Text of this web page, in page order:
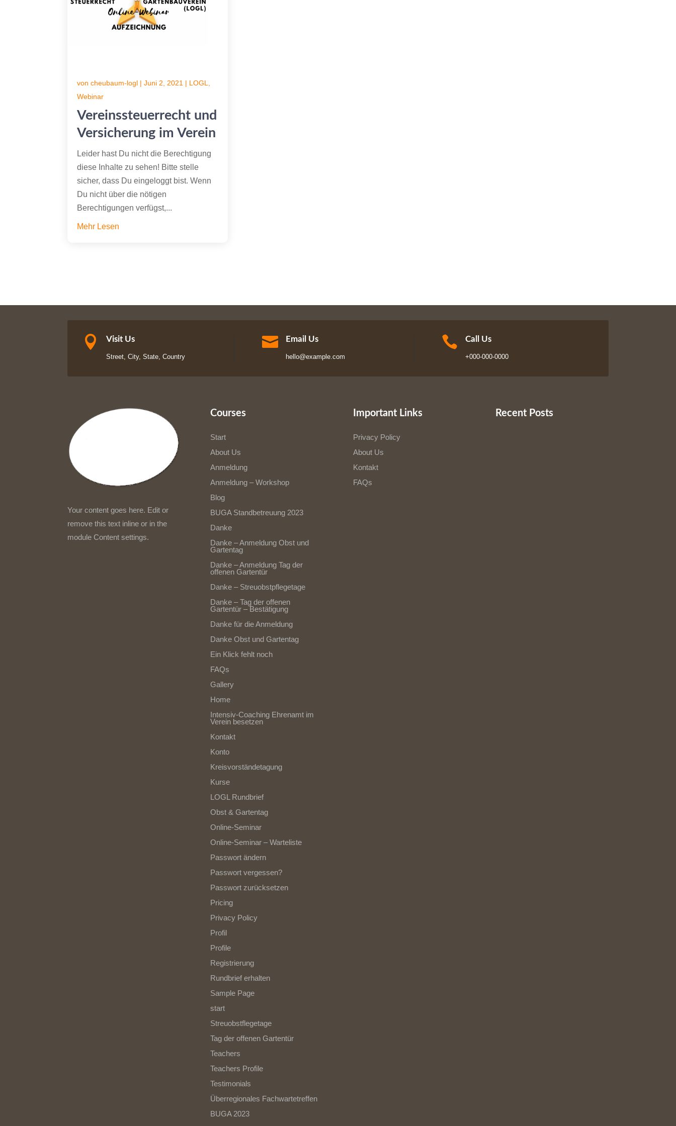
Vereinssteuerrecht und
Versicherung im Verein
voncheubaum-logl |Juni 2, 2021 | LOGL
Webinar
Leider hast Du nicht die Berechtigung
diese Inhalte zu sehen! Bitte stelle
sicher, dass Du eingeloggt bist. Wenn
Du nicht über die nötigen
Berechtigungen verfügst,...
Mehr Lesen
 Visit Us
Street, City, State, Country
 Email Us
hello@example.com
 Call Us
+000-000-0000
Your content goes here. Edit or
remove this text inline or in the
module Content settings.
Courses
Start
About Us
Anmeldung
Anmeldung – Workshop
Blog
BUGA Standbetreuung 2023
Danke
Danke – Anmeldung Obst und
Gartentag
Danke – Anmeldung Tag der
offenen Gartentür
Danke – Streuobstpflegetage
Danke – Tag der offenen
Gartentür – Bestätigung
Danke für die Anmeldung
Danke Obst und Gartentag
Ein Klick fehlt noch
FAQs
Gallery
Home
Intensiv-Coaching Ehrenamt im
Verein besetzen
Kontakt
Konto
Kreisvorständetagung
Kurse
LOGL Rundbrief
Obst & Gartentag
Online-Seminar
Online-Seminar – Warteliste
Passwort ändern
Passwort vergessen?
Passwort zurücksetzen
Pricing
Privacy Policy
Profil
Profile
Registrierung
Rundbrief erhalten
Sample Page
start
Streuobstflegetage
Tag der offenen Gartentür
Teachers
Teachers Profile
Testimonials
Überregionales Fachwartetreffen
BUGA 2023
Important Links
Privacy Policy
About Us
Kontakt
FAQs
Recent Posts